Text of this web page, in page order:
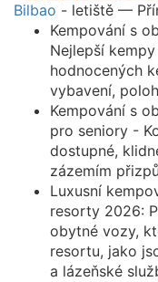
Bilbao - letiště —
Kempování s
Nejlepší
hodnocených
vybavení,
Kempování s
pro seniory -
dostupné,
zázemím
Luxusní
resorty 2026:
obytné vozy,
resortu, jako
a lázeňské